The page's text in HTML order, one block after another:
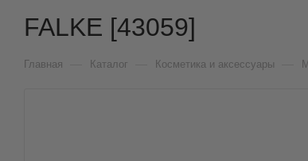
FALKE [43059]
Главная Каталог Косметика и аксессуары